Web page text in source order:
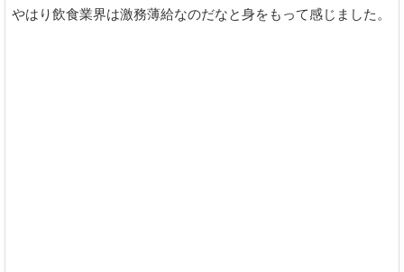
やはり飲食業界は激務薄給なのだなと身をもって感じました。